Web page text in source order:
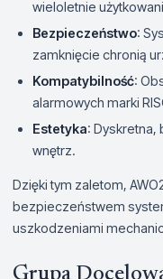
wieloletnie
Bezpieczeństwo:
zamknięcie chronią
Kompatybilność:
alarmowych marki
Estetyka: Dyskretna,
wnętrz.
Dzięki tym zaletom,
bezpieczeństwem
uszkodzeniami